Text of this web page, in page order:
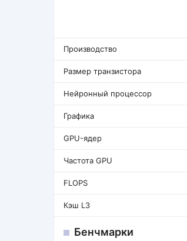
Производство
Размер транзистора
Нейронный процессор
Графика
GPU-ядер
Частота GPU
FLOPS
Кэш L3
Бенчмарки